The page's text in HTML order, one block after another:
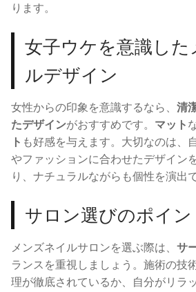
ります。
女子ウケを意識した
ルデザイン
女性からの印象を意識するなら、 清
たデザインがおすすめです。 マット
ト も好感を与えます。大切なのは、
やファッションに合わせたデザイン
り、ナチュラルながらも個性を演出
サロン選びのポイン
メンズネイルサロンを選ぶ際は、 サ
ランスを重視しましょう。施術の技
理が徹底されているか、自分がリラ